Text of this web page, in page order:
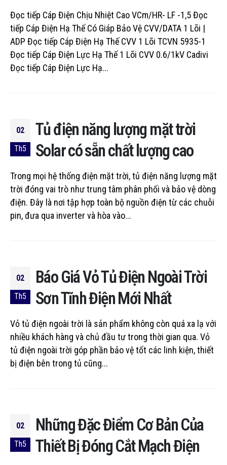
Đọc tiếp Cáp Điện Chịu Nhiệt Cao VCm/HR- LF -1,5 Đọc
tiếp Cáp Điện Hạ Thế Có Giáp Bảo Vệ CVV/DATA 1 Lõi |
ADP Đọc tiếp Cáp Điện Hạ Thế CVV 1 Lõi TCVN 5935-1
Đọc tiếp Cáp Điện Lực Hạ Thế 1 Lõi CVV 0.6/1kV Cadivi
Đọc tiếp Cáp Điện Lực Hạ...
02
Th5
Tủ điện năng lượng mặt trời
Solar có sẵn chất lượng cao
Trong mọi hệ thống điện mặt trời, tủ điện năng lượng mặt
trời đóng vai trò như trung tâm phân phối và bảo vệ dòng
điện. Đây là nơi tập hợp toàn bộ nguồn điện từ các chuỗi
pin, đưa qua inverter và hòa vào...
02
Th5
Báo Giá Vỏ Tủ Điện Ngoài Trời
Sơn Tĩnh Điện Mới Nhất
Vỏ tủ điện ngoài trời là sản phẩm không còn quá xa lạ với
nhiều khách hàng và chủ đầu tư trong thời gian qua. Vỏ
tủ điện ngoài trời góp phần bảo vệ tốt các linh kiện, thiết
bị điện bên trong tủ cũng...
02
Th5
Những Đặc Điểm Cơ Bản Của
Thiết Bị Đóng Cắt Mạch Điện